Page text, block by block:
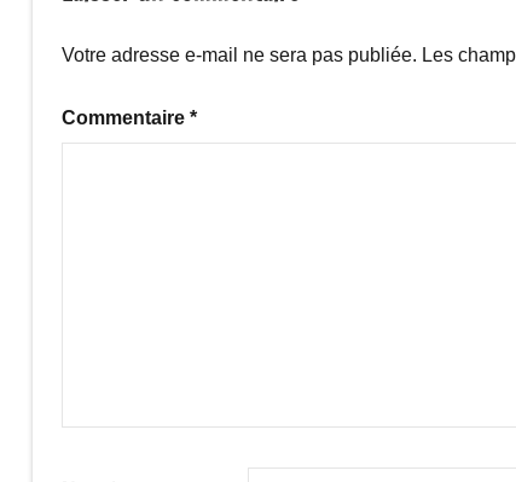
Votre adresse e-mail ne sera pas publiée. Les
Commentaire *